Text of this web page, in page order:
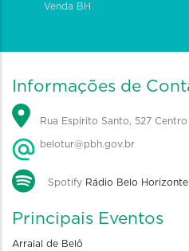
Venda BH
Informações de
Rua Espírito Santo, 527
belotur@pbh.gov.br
Spotify Rádio Belo Horizonte
Principais Eventos
Arraial de Belô